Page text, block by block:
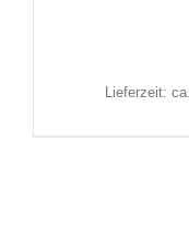
Lieferzeit: